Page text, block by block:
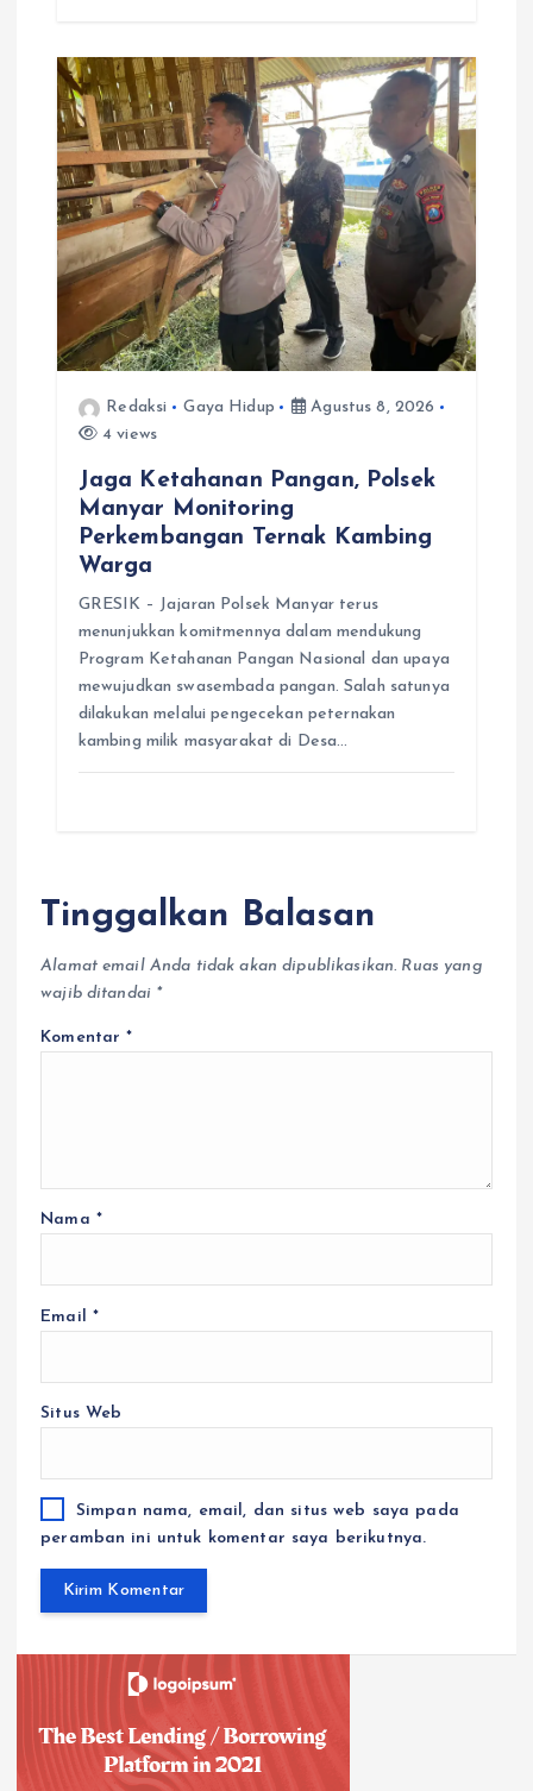
Redaksi Gaya Hidup
Agustus 8, 2026
4 views
Jaga Ketahanan Pangan, Polsek
Manyar Monitoring
Perkembangan Ternak Kambing
Warga
GRESIK – Jajaran Polsek Manyar terus
menunjukkan komitmennya dalam mendukung
Program Ketahanan Pangan Nasional dan upaya
mewujudkan swasembada pangan. Salah satunya
dilakukan melalui pengecekan peternakan
kambing milik masyarakat di Desa…
Tinggalkan Balasan
Alamat email Anda tidak akan dipublikasikan. Ruas yang
wajib ditandai *
Komentar*
Nama *
Email *
Situs Web
Simpan nama, email, dan situs web saya pada
peramban ini untuk komentar saya berikutnya.